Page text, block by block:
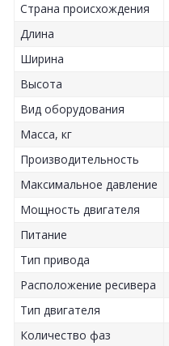
Страна происхождения
Длина
Ширина
Высота
Вид оборудования
Масса, кг
Производительность
Максимальное давление
Мощность двигателя
Питание
Тип привода
Расположение ресивера
Тип двигателя
Количество фаз